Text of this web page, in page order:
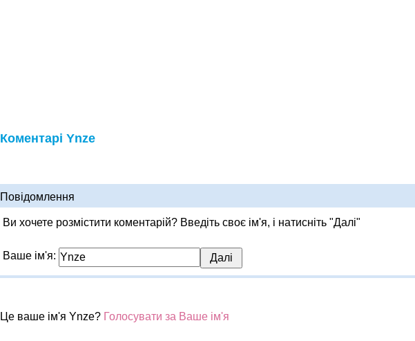
Коментарі Ynze
Повідомлення
Ви хочете розмістити коментарій? Введіть своє ім'я, і натисніть "Далі"
Ваше ім'я:
Це ваше ім'я Ynze? Голосувати за Ваше ім'я